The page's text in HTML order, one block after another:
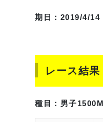
期日：2019/4/14
レース結果
種目：男子1500M